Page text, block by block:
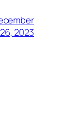
26, 2023